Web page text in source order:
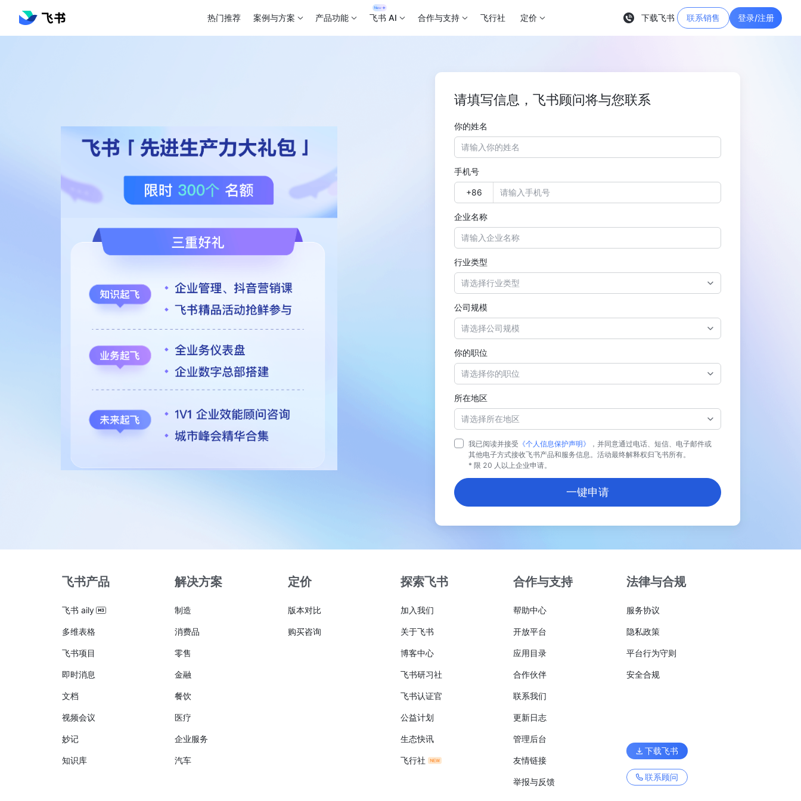
热门推荐 案例与方案 产品功能 飞书 AI 合作与支持 飞行社 定价 下载飞书 联系销售 登录/注册
请填写信息，飞书顾问将与您联系
你的姓名
手机号
企业名称
行业类型
请选择行业类型
公司规模
请选择公司规模
你的职位
请选择你的职位
所在地区
请选择所在地区
我已阅读并接受 《个人信息保护声明》
，并同意通过电话、短信、电子邮件或
其他电子方式接收飞书产品和服务信息。活动最终解释权归飞书所有。
* 限 20 人以上企业申请。
一键申请
飞书产品
飞书 aily
多维表格
飞书项目
即时消息
文档
视频会议
妙记
知识库
解决方案
制造
消费品
零售
金融
餐饮
医疗
企业服务
汽车
定价
版本对比
购买咨询
探索飞书
加入我们
关于飞书
博客中心
飞书研习社
飞书认证官
公益计划
生态快讯
飞行社
合作与支持
帮助中心
开放平台
应用目录
合作伙伴
联系我们
更新日志
管理后台
友情链接
举报与反馈
法律与合规
服务协议
隐私政策
平台行为守则
安全合规
下载飞书
联系顾问